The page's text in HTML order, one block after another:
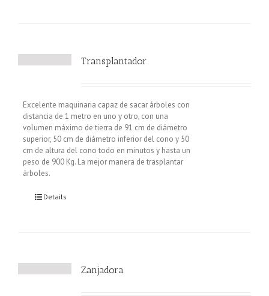
Transplantador
Excelente maquinaria capaz de sacar árboles con
distancia de 1 metro en uno y otro, con una
volumen máximo de tierra de 91 cm de diámetro
superior, 50 cm de diámetro inferior del cono y 50
cm de altura del cono todo en minutos y hasta un
peso de 900 Kg. La mejor manera de trasplantar
árboles.
Details
Zanjadora